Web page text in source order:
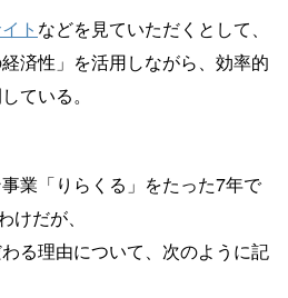
ト などを見ていただくとして、
済性」を活用しながら、効率的
ている。
業「りらくる」をたった7年で
だが、
る理由について、次のように記